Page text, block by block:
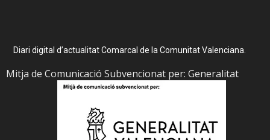
Diari digital d’actualitat Comarcal de la Comunitat Valenciana.
Mitja de Comunicació Subvencionat per: Generalitat